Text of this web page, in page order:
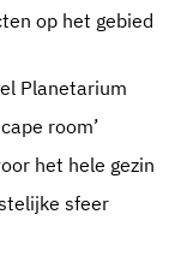
op het gebied
Planetarium
room’
het hele gezin
sfeer